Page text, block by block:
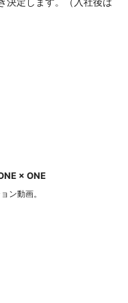
× ONE
ン動画。